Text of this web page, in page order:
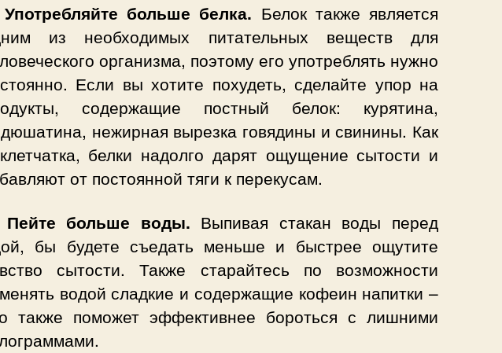
больше белка. Белок также является
из необходимых питательных веществ для
организма, поэтому его употреблять нужно
Если вы хотите похудеть, сделайте упор на
содержащие постный белок: курятина,
нежирная вырезка говядины и свинины. Как
белки надолго дарят ощущение сытости и
от постоянной тяги к перекусам.
больше воды. Выпивая стакан воды перед
бы будете съедать меньше и быстрее ощутите
сытости. Также старайтесь по возможности
водой сладкие и содержащие кофеин напитки –
также поможет эффективнее бороться с лишними